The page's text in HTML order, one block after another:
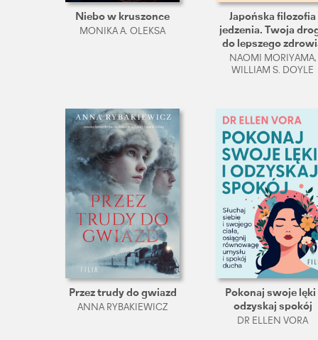
Niebo w kruszonce
MONIKA A. OLEKSA
Japońska filozofia
jedzenia. Twoja
do lepszego
NAOMI MORIYAMA,
WILLIAM S. DOYLE
Przez trudy do gwiazd
ANNA RYBAKIEWICZ
Pokonaj swoje lęki
odzyskaj spokój
DR ELLEN VORA